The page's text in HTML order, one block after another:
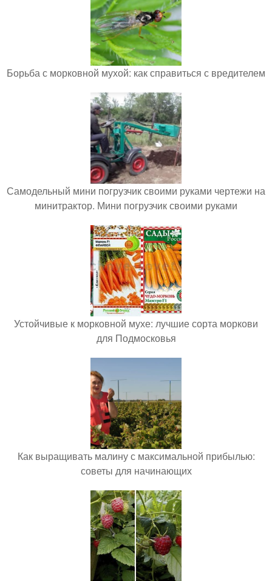
Борьба с морковной мухой: как справиться с вредителем
Самодельный мини погрузчик своими руками чертежи на
минитрактор. Мини погрузчик своими руками
Устойчивые к морковной мухе: лучшие сорта моркови
для Подмосковья
Как выращивать малину с максимальной прибылью:
советы для начинающих